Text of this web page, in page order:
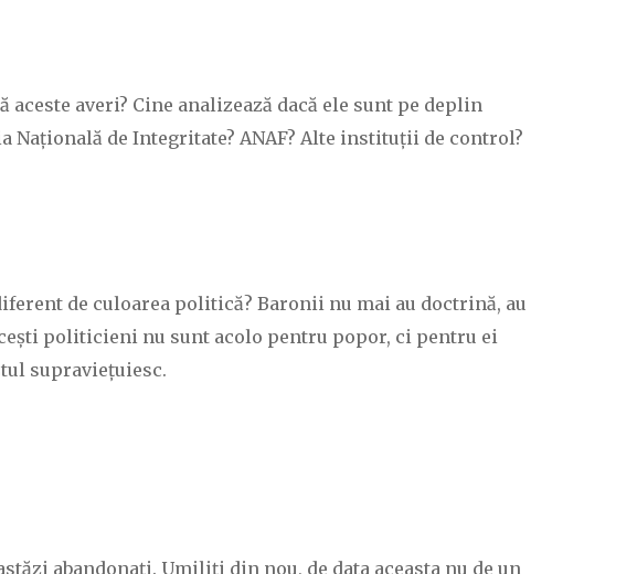
averi? Cine analizează dacă ele sunt pe deplin
de Integritate? ANAF? Alte instituții de control?
de culoarea politică? Baronii nu mai au doctrină, au
politicieni nu sunt acolo pentru popor, ci pentru ei
supraviețuiesc.
abandonați. Umiliți din nou, de data aceasta nu de un